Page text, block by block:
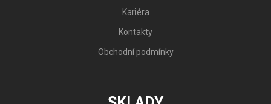
Kariéra
Kontakty
Obchodní podmínky